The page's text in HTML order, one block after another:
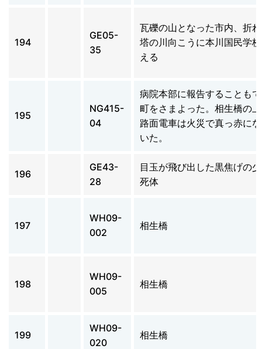
194
GE05-
35
瓦礫の山となった市内、折
塔の川向こうに本川国民学
える
195
NG415-
04
病院本部に報告することも
町をさまよった。相生橋の
路面電車は火災で真っ赤に
いた。
196
GE43-
28
目玉が飛び出した黒焦げの
死体
197
WH09-
002
相生橋
198
WH09-
005
相生橋
199
WH09-
020
相生橋